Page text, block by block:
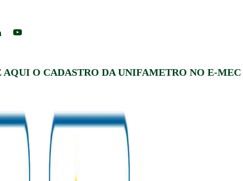
AQUI O CADASTRO DA UNIFAMETRO NO E-MEC